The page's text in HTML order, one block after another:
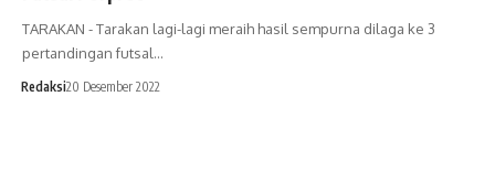
TARAKAN - Tarakan lagi-lagi meraih hasil sempurna dilaga ke 3
pertandingan futsal…
Redaksi20 Desember 2022